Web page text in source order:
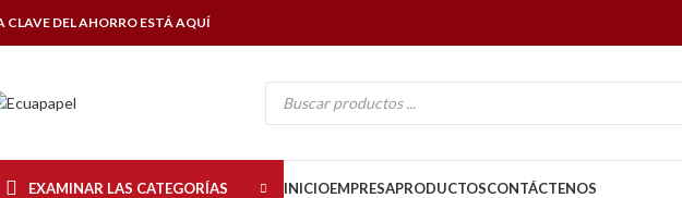
CLAVE DEL AHORRO ESTÁ AQUÍ
EXAMINAR LAS CATEGORÍAS INICIOEMPRESAPRODUCTOSCONTÁCTENOS